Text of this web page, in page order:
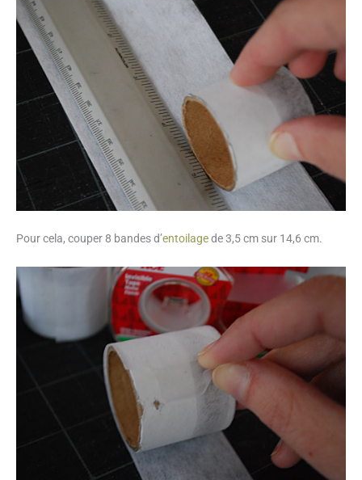
Pour cela, couper 8 bandes d’entoilagede 3,5 cm sur 14,6 cm.